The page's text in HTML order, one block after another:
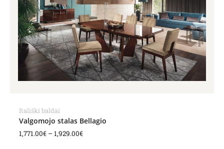
Itališki baldai
Valgomojo stalas Bellagio
1,771.00€ –1,929.00€